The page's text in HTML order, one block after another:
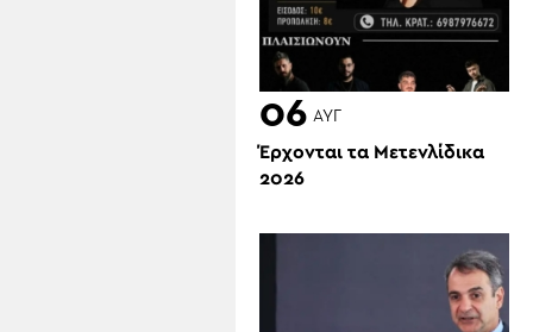
06 ΑΥΓ
Έρχονται τα Μετενλίδικα
2026